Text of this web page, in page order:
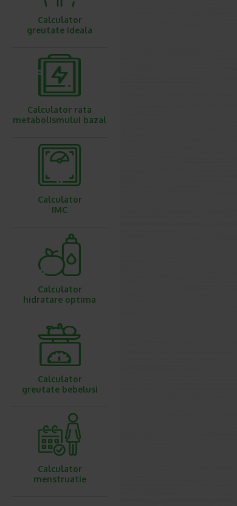
Calculator
greutate ideala
Calculator rata
metabolismului bazal
Calculator
IMC
Calculator
hidratare optima
Calculator
greutate bebelusi
Calculator
menstruatie